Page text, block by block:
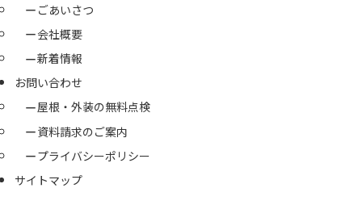
ごあいさつ
会社概要
新着情報
お問い合わせ
屋根・外装の無料点検
資料請求のご案内
プライバシーポリシー
サイトマップ